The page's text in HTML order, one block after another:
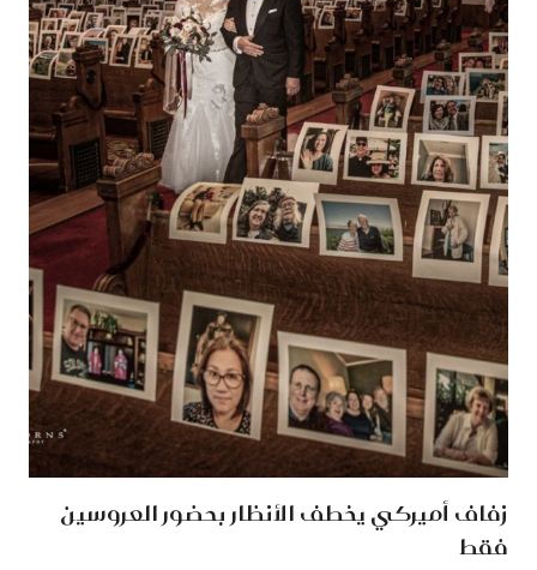
زفاف أميركي يخطف الأنظار بحضور العروسين
فقط